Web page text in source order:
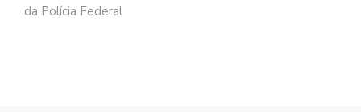
da Polícia Federal